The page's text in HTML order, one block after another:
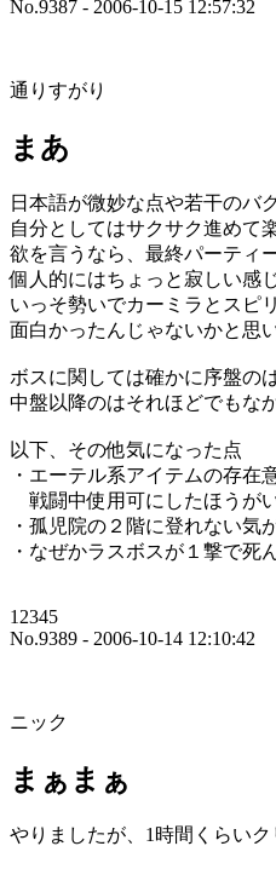
No.9387 - 2006-10-15 12:57:32
通りすがり
まあ
日本語が微妙な点や若干のバ
自分としてはサクサク進めて
欲を言うなら、最終パーティ
個人的にはちょっと寂しい感
いっそ勢いでカーミラとスピ
面白かったんじゃないかと思
ボスに関しては確かに序盤の
中盤以降のはそれほどでもな
以下、その他気になった点
・エーテル系アイテムの存在
戦闘中使用可にしたほうが
・孤児院の２階に登れない気
・なぜかラスボスが１撃で死
12345
No.9389 - 2006-10-14 12:10:42
ニック
まぁまぁ
やりましたが、1時間くらいク